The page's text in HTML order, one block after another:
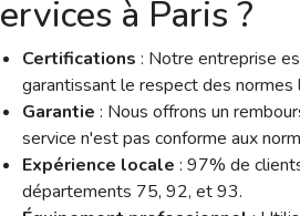
Pourquoi Choisir
Services à Paris ?
Certifications: Notre entreprise
garantissant le respect des normes
Garantie: Nous offrons un